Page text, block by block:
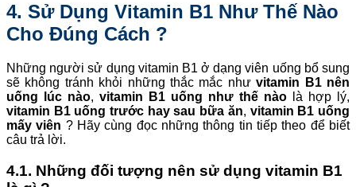
4. Sử Dụng Vitamin B1 Như Thế Nào
Cho Đúng Cách ?
Những người sử dụng vitamin B1 ở dạng viên uống bổ sung
sẽ không tránh khỏi những thắc mắc nhưvitamin B1 nên
uống lúc nào, vitamin B1 uống như thế nào là hợp lý,
vitamin B1 uống trước hay sau bữa ăn, vitamin B1 uống
mấy viên ? Hãy cùng đọc những thông tin tiếp theo để biết
câu trả lời.
4.1. Những đối tượng nên sử dụng vitamin B1